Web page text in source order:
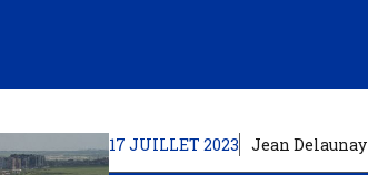
17 JUILLET 2023 Jean Delaunay